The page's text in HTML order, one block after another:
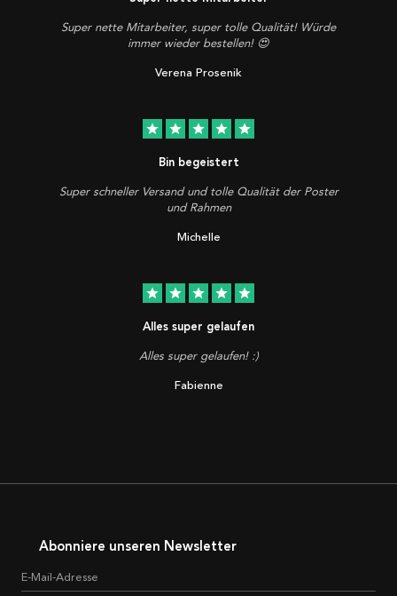
Super nette Mitarbeiter, super tolle Qualität! Würde
immer wieder bestellen! 😍
Verena Prosenik
star star star star star
Bin begeistert
Super schneller Versand und tolle Qualität der Poster
und Rahmen
Michelle
star star star star star
Alles super gelaufen
Alles super gelaufen! :)
Fabienne
Abonniere unseren Newsletter
E-Mail-Adresse